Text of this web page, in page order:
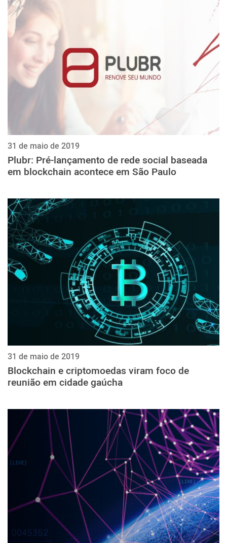
31 de maio de 2019
Plubr: Pré-lançamento de rede social baseada
em blockchain acontece em São Paulo
31 de maio de 2019
Blockchain e criptomoedas viram foco de
reunião em cidade gaúcha